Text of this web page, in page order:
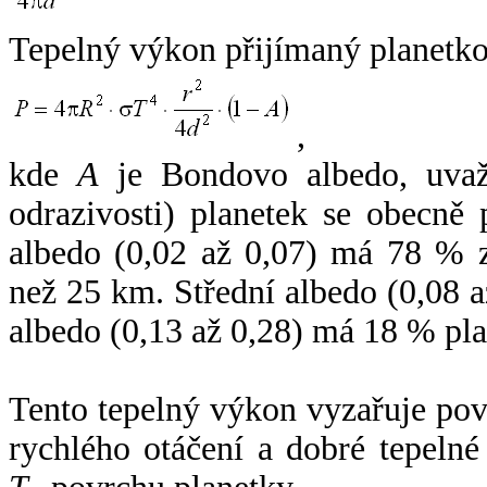
Tepelný výkon přijímaný
,
kdeA je Bondovo albedo,
odrazivosti) planetek se
albedo (0,02 až 0,07) má 78 %
než 25 km. Střední albedo (0,08
albedo (0,13 až 0,28) má 18 %
Tento tepelný výkon vyzařuje
rychlého otáčení a dobré